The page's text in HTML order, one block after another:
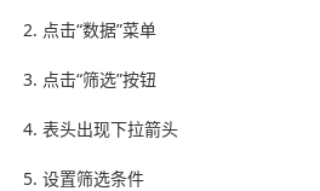
点击“数据”菜单
点击“筛选”按钮
表头出现下拉箭头
设置筛选条件